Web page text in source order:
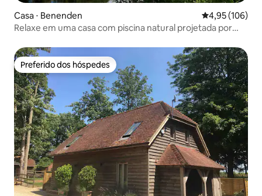
Casa ⋅ Benenden 4,95 de uma
4,95 (106)
Relaxe em uma casa com piscina natural projetada por
Preferido dos hóspedes
Preferido dos hóspedes